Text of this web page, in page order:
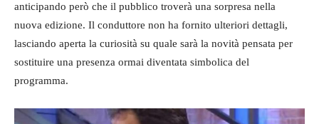
anticipando però che il pubblico troverà una sorpresa nella
nuova edizione. Il conduttore non ha fornito ulteriori dettagli,
lasciando aperta la curiosità su quale sarà la novità pensata per
sostituire una presenza ormai diventata simbolica del
programma.